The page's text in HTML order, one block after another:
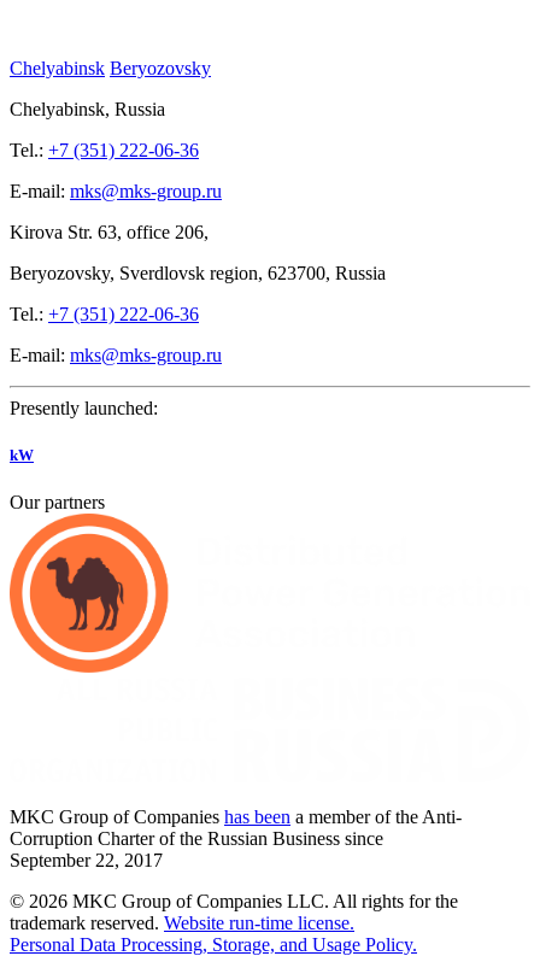
Chelyabinsk Beryozovsky
Chelyabinsk, Russia
Tel.: +7 (351) 222-06-36
E-mail: mks@mks-group.ru
Kirova Str. 63, office 206,
Beryozovsky, Sverdlovsk region, 623700, Russia
Tel.: +7 (351) 222-06-36
E-mail: mks@mks-group.ru
Presently launched:
kW
Our partners
MKC Group of Companies has been a member of the Anti-
Corruption Charter of the Russian Business since
September 22, 2017
© 2026 MKC Group of Companies LLC. All rights for the
trademark reserved. Website run-time license.
Personal Data Processing, Storage, and Usage Policy.